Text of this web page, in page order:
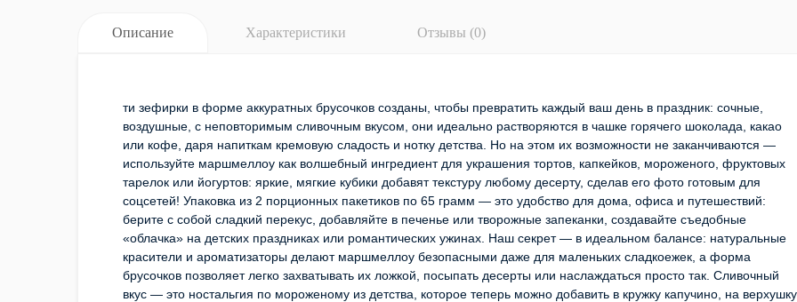
Описание Характеристики Отзывы (0)
ти зефирки в форме аккуратных брусочков созданы, чтобы превратить каждый ваш день в праздник: сочные,
воздушные, с неповторимым сливочным вкусом, они идеально растворяются в чашке горячего шоколада, какао
или кофе, даря напиткам кремовую сладость и нотку детства. Но на этом их возможности не заканчиваются —
используйте маршмеллоу как волшебный ингредиент для украшения тортов, капкейков, мороженого, фруктовых
тарелок или йогуртов: яркие, мягкие кубики добавят текстуру любому десерту, сделав его фото готовым для
соцсетей! Упаковка из 2 порционных пакетиков по 65 грамм — это удобство для дома, офиса и путешествий:
берите с собой сладкий перекус, добавляйте в печенье или творожные запеканки, создавайте съедобные
«облачка» на детских праздниках или романтических ужинах. Наш секрет — в идеальном балансе: натуральные
красители и ароматизаторы делают маршмеллоу безопасными даже для маленьких сладкоежек, а форма
брусочков позволяет легко захватывать их ложкой, посыпать десерты или наслаждаться просто так. Сливочный
вкус — это ностальгия по мороженому из детства, которое теперь можно добавить в кружку капучино, на верхушку